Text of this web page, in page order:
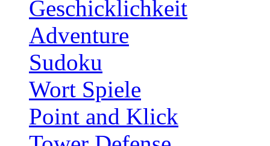
Geschicklichkeit
Adventure
Sudoku
Wort Spiele
Point and Klick